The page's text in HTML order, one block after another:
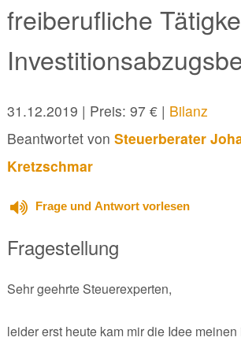
freiberufliche
31.12.2019 | Preis: 97 € | Bilanz
Beantwortet von Steuerberater
Kretzschmar
Frage und Antwort vorlesen
Fragestellung
Sehr geehrte Steuerexperten,
leider erst heute kam mir die Idee meinen